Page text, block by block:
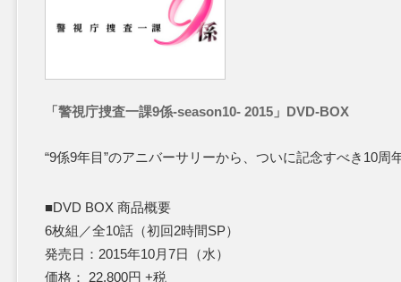
「警視庁捜査一課9係-season10- 2015」DVD-BOX
“9係9年目”のアニバーサリーから、ついに記念すべき10周
■DVD BOX 商品概要
6枚組／全10話（初回2時間SP）
発売日：2015年10月7日（水）
価格： 22,800円 +税